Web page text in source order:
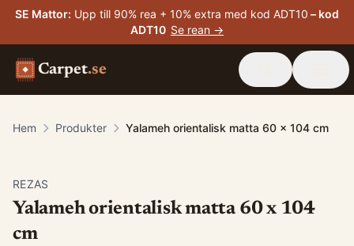
SE Mattor: Upp till 90% rea + 10% extra med kod ADT10 – kod
ADT10 Se rean →
Carpet.se
Hem Produkter Yalameh orientalisk matta 60 x 104 cm
REZAS
Yalameh orientalisk matta 60 x 104
cm